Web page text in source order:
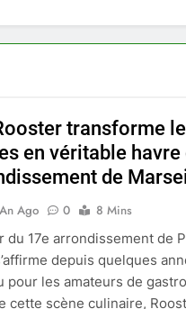
transforme
en véritable
de
Ago 0
8 Mins
du 17e arrondissement de
depuis quelques
pour les amateurs de
cette scène culinaire,